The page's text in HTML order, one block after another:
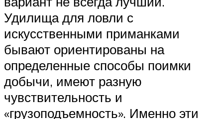
Удилища для ловли с
искусственными приманками
бывают ориентированы на
определенные способы поимки
добычи, имеют разную
чувствительность и
«грузоподъемность». Именно эти